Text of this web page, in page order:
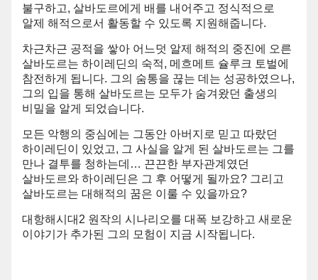
불구하고, 살바도르에게 배를 내어주고 정식적으로
알제 해적으로서 활동할 수 있도록 지원해줍니다.
차근차근 공적을 쌓아 어느덧 알제 해적의 중진에 오른
살바도르는 하이레딘의 숙적, 메흐메트 슐루크 토벌에
참전하게 됩니다. 그의 숨통을 끊는 데는 성공하였으나,
그의 입을 통해 살바도르는 모두가 숨겨왔던 출생의
비밀을 알게 되었습니다.
모든 악행의 중심에는 그동안 아버지로 믿고 따랐던
하이레딘이 있었고, 그 사실을 알게 된 살바도르는 그를
만나 결투를 청하는데… 끈끈한 부자관계였던
살바도르와 하이레딘은 그 후 어떻게 될까요? 그리고
살바도르는 대해적의 꿈은 이룰 수 있을까요?
대항해시대2 원작의 시나리오를 대폭 보강하고 새로운
이야기가 추가된 그의 모험이 지금 시작됩니다.